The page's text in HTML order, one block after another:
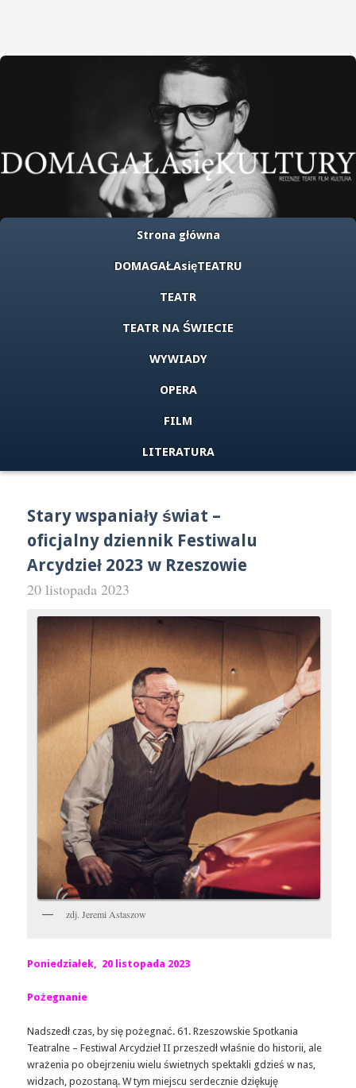
Strona główna
DOMAGAŁAsięTEATRU
TEATR
TEATR NA ŚWIECIE
WYWIADY
OPERA
FILM
LITERATURA
Stary wspaniały świat –
oficjalny dziennik Festiwalu
Arcydzieł 2023 w Rzeszowie
20 listopada 2023
zdj. Jeremi Astaszow
Poniedziałek, 20 listopada 2023
Pożegnanie
Nadszedł czas, by się pożegnać. 61. Rzeszowskie Spotkania
Teatralne – Festiwal Arcydzieł II przeszedł właśnie do historii, ale
wrażenia po obejrzeniu wielu świetnych spektakli gdzieś w nas,
widzach, pozostaną. W tym miejscu serdecznie dziękuję